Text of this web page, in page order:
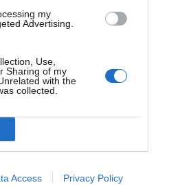
my
Advertising.
Use,
Sharing of my
with the
collected.
Access Privacy Policy
lo que importan
pierde dos pleitos
por 700.000
y sigue
cerró la sesión del